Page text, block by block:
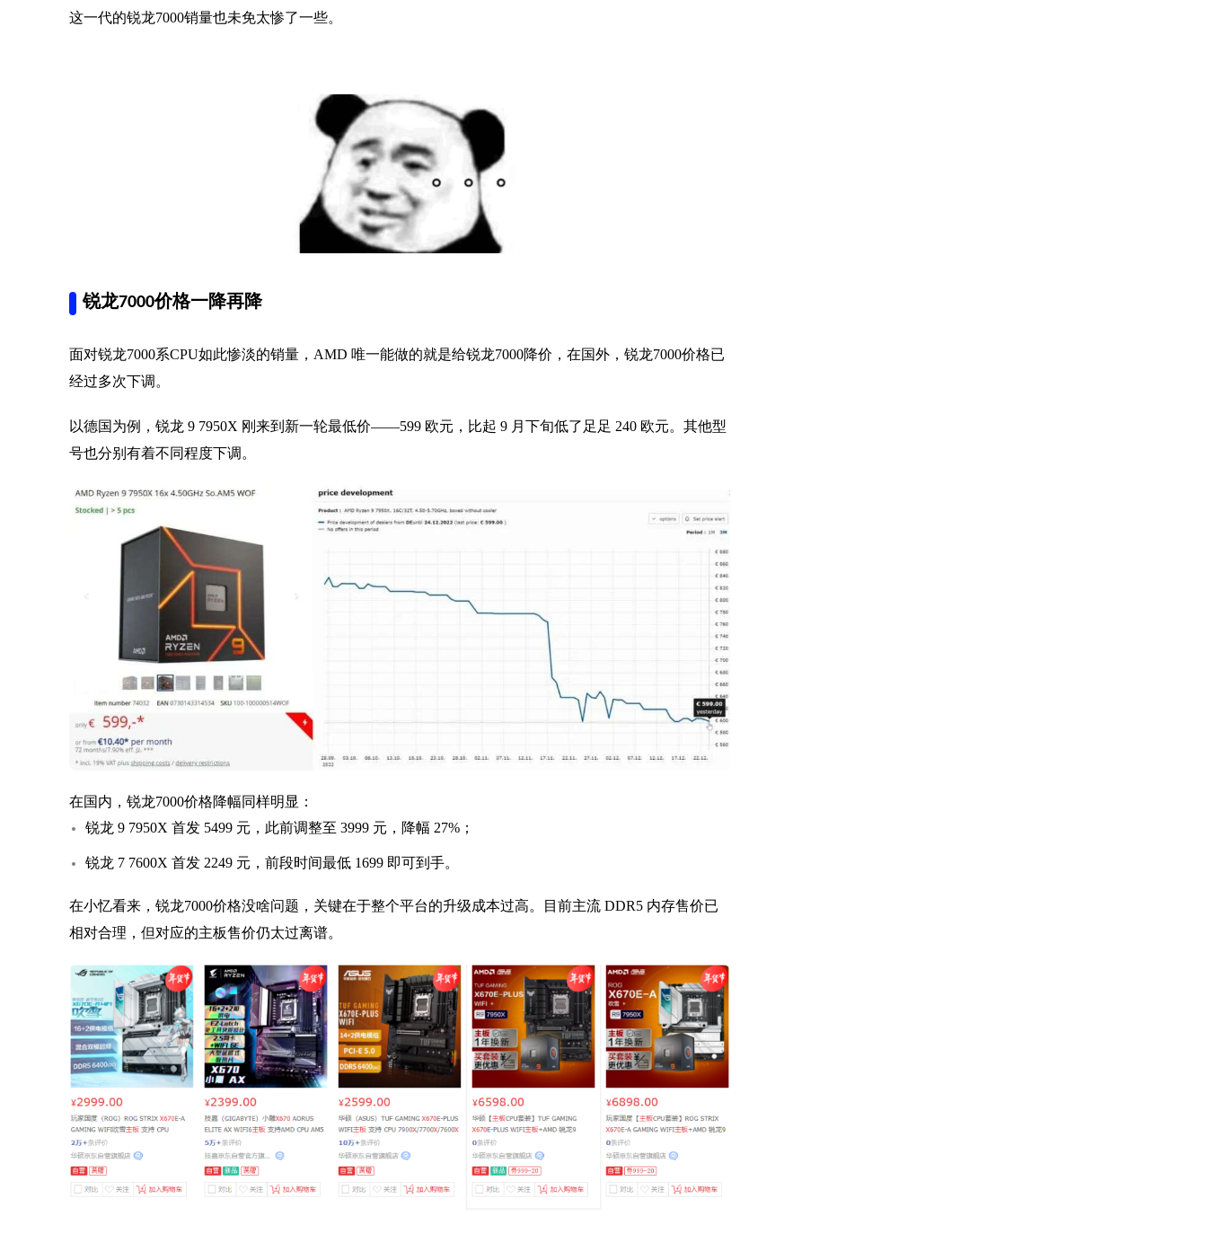
这一代的锐龙7000销量也未免太惨了一些。
锐龙7000价格一降再降
面对锐龙7000系CPU如此惨淡的销量，AMD 唯一能做的就是给锐龙7000降价 ，在国外，锐龙7000价格已
经过多次下调。
以德国为例，锐龙 9 7950X 刚来到新一轮最低价——599 欧元，比起 9 月下旬低了足足 240 欧元。 其他型
号也分别有着不同程度下调。
在国内，锐龙7000价格降幅同样明显：
锐龙 9 7950X 首发 5499 元，此前调整至 3999 元，降幅 27%；
锐龙 7 7600X 首发 2249 元，前段时间最低 1699 即可到手。
在小忆看来，锐龙7000价格没啥问题，关键在于整个平台的升级成本过高。目前主流 DDR5 内存售价已
相对合理，但对应的主板售价仍太过离谱。